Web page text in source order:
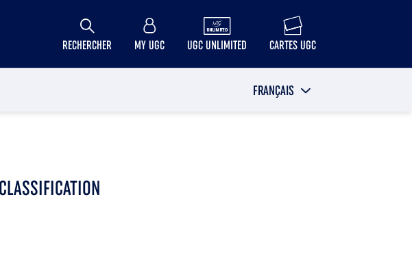
RECHERCHER MY UGC UGC UNLIMITED CARTES UGC
FRANÇAIS